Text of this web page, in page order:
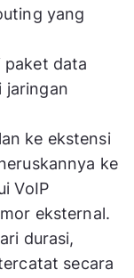
yang
paket data
jaringan
ke ekstensi
ke
VoIP
eksternal.
durasi,
secara